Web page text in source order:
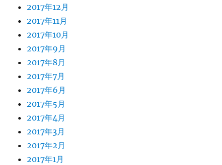
2017年12月
2017年11月
2017年10月
2017年9月
2017年8月
2017年7月
2017年6月
2017年5月
2017年4月
2017年3月
2017年2月
2017年1月